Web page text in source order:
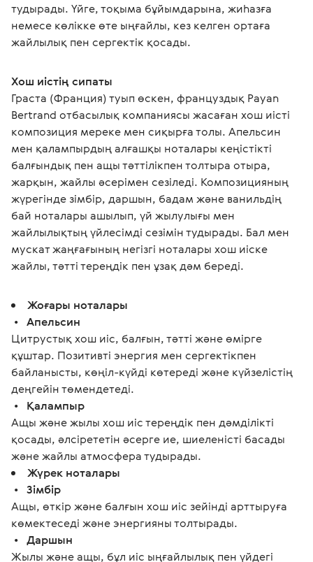
тудырады. Үйге, тоқыма бұйымдарына, жиһазға
немесе көлікке өте ыңғайлы, кез келген ортаға
жайлылық пен сергектік қосады.
Хош иістің сипаты
Граста (Франция) туып өскен, француздық Payan
Bertrand отбасылық компаниясы жасаған хош иісті
композиция мереке мен сиқырға толы. Апельсин
мен қалампырдың алғашқы ноталары кеңістікті
балғындық пен ащы тәттілікпен толтыра отыра,
жарқын, жайлы әсерімен сезіледі. Композицияның
жүрегінде зімбір, даршын, бадам және ванильдің
бай ноталары ашылып, үй жылулығы мен
жайлылықтың үйлесімді сезімін тудырады. Бал мен
мускат жаңғағының негізгі ноталары хош иіске
жайлы, тәтті тереңдік пен ұзақ дәм береді.
Жоғары ноталары
• Апельсин
Цитрустық хош иіс, балғын, тәтті және өмірге
құштар. Позитивті энергия мен сергектікпен
байланысты, көңіл-күйді көтереді және күйзелістің
деңгейін төмендетеді.
• Қалампыр
Ащы және жылы хош иіс тереңдік пен дәмділікті
қосады, әлсірететін әсерге ие, шиеленісті басады
және жайлы атмосфера тудырады.
Жүрек ноталары
• Зімбір
Ащы, өткір және балғын хош иіс зейінді арттыруға
көмектеседі және энергияны толтырады.
• Даршын
Жылы және ащы, бұл иіс ыңғайлылық пен үйдегі